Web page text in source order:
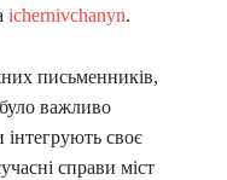
ichernivchanyn.
письменників,
важливо
інтегрують своє
справи міст